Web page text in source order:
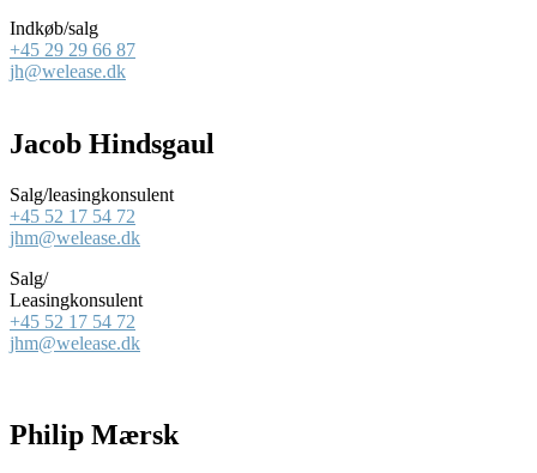
Indkøb/salg
+45 29 29 66 87
jh@welease.dk
Jacob Hindsgaul
Salg/leasingkonsulent
+45 52 17 54 72
jhm@welease.dk
Salg/
Leasingkonsulent
+45 52 17 54 72
jhm@welease.dk
Philip Mærsk